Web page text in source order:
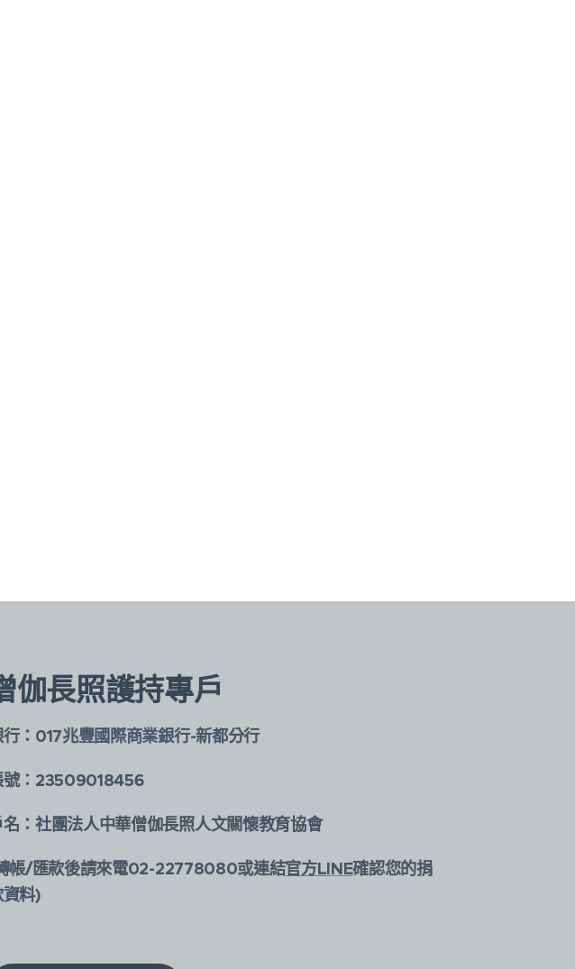
伽長照護持專戶
：017兆豐國際商業銀行-新都分行
號：23509018456
名：社團法人中華僧伽長照人文關懷教育協會
帳/匯款後請來電02-22778080或連結官方LINE確認您的捐
料)